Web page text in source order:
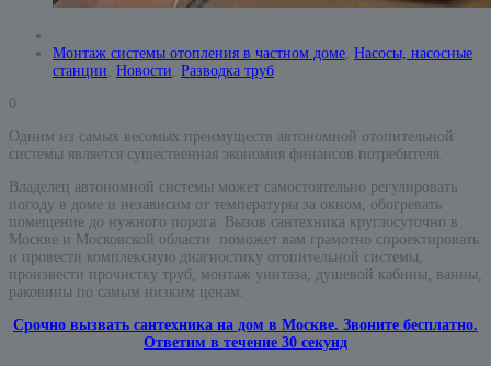
Монтаж системы отопления в частном доме, Насосы, насосные
станции, Новости, Разводка труб
0
Одним из самых весомых преимуществ автономной отопительной
системы является существенная экономия финансов потребителя.
Владелец автономной системы может самостоятельно регулировать
погоду в доме и независим от температуры за окном, обогревать
помещение до нужного порога. Вызов сантехника круглосуточно в
Москве и Московской области поможет вам грамотно спроектировать
и провести комплексную диагностику отопительной системы,
произвести прочистку труб, монтаж унитаза, душевой кабины, ванны,
раковины по самым низким ценам.
Срочно вызвать сантехника на дом в Москве. Звоните бесплатно.
Ответим в течение 30 секунд